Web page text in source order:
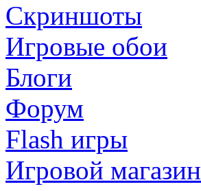
Скриншоты
Игровые обои
Блоги
Форум
Flash игры
Игровой магазин